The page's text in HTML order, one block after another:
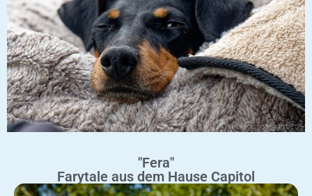
"Fera"
Farytale aus dem Hause Capitol